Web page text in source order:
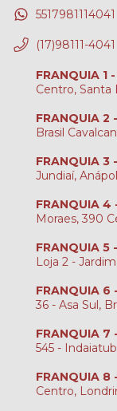
5517981114041
(17)98111-4041
FRANQUIA 1
Centro, Santa
FRANQUIA 2
Brasil
FRANQUIA 3
Jundiaí,
FRANQUIA 4
Moraes, 390
FRANQUIA 5
Loja 2 -
FRANQUIA 6
36 - Asa Sul,
FRANQUIA 7
545 -
FRANQUIA 8
Centro,